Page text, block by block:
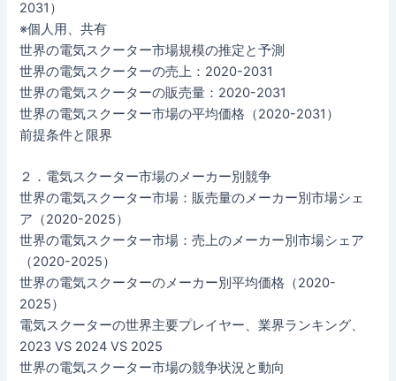
2031）
※個人用、共有
世界の電気スクーター市場規模の推定と予測
世界の電気スクーターの売上：2020-2031
世界の電気スクーターの販売量：2020-2031
世界の電気スクーター市場の平均価格（2020-2031）
前提条件と限界
２．電気スクーター市場のメーカー別競争
世界の電気スクーター市場：販売量のメーカー別市場シェ
ア（2020-2025）
世界の電気スクーター市場：売上のメーカー別市場シェア
（2020-2025）
世界の電気スクーターのメーカー別平均価格（2020-
2025）
電気スクーターの世界主要プレイヤー、業界ランキング、
2023 VS 2024 VS 2025
世界の電気スクーター市場の競争状況と動向